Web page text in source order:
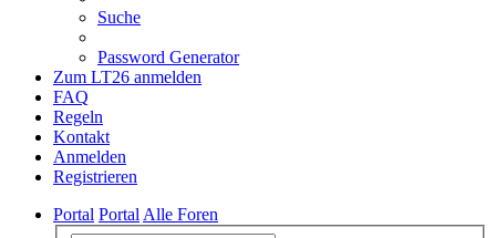
Suche
Password Generator
Zum LT26 anmelden
FAQ
Regeln
Kontakt
Anmelden
Registrieren
Portal PortalAlle Foren